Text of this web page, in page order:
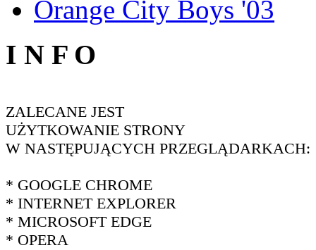
Orange City Boys '03
I N F O
ZALECANE JEST
UŻYTKOWANIE STRONY
W NASTĘPUJĄCYCH PRZEGLĄDARKACH:
* GOOGLE CHROME
* INTERNET EXPLORER
* MICROSOFT EDGE
* OPERA